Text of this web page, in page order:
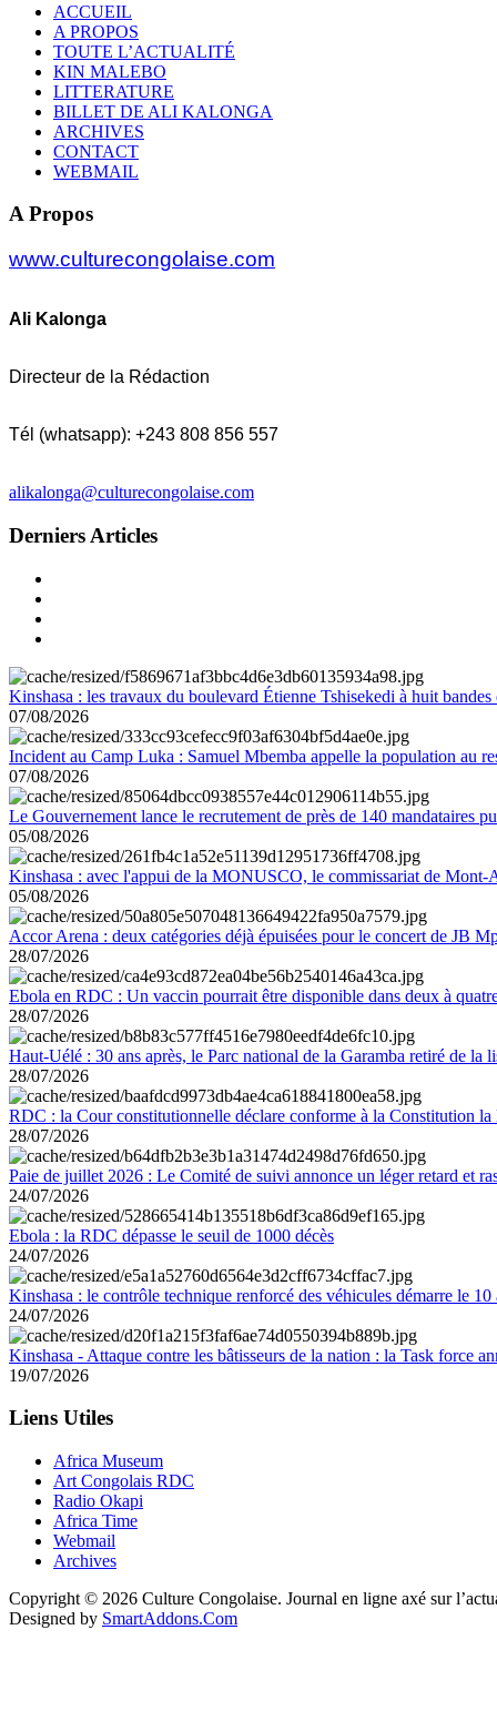
ACCUEIL
A PROPOS
TOUTE L’ACTUALITÉ
KIN MALEBO
LITTERATURE
BILLET DE ALI KALONGA
ARCHIVES
CONTACT
WEBMAIL
A Propos
www.culturecongolaise.com
Ali Kalonga
Directeur de la Rédaction
Tél (whatsapp): +243 808 856 557
alikalonga@culturecongolaise.com
Derniers Articles
Kinshasa : les travaux du boulevard Étienne Tshisekedi à huit
07/08/2026
Incident au Camp Luka : Samuel Mbemba appelle la population au
07/08/2026
Le Gouvernement lance le recrutement de près de 140 mandataires
05/08/2026
Kinshasa : avec l'appui de la MONUSCO, le commissariat de Mont-
05/08/2026
Accor Arena : deux catégories déjà épuisées pour le concert de JB
28/07/2026
Ebola en RDC : Un vaccin pourrait être disponible dans deux à
28/07/2026
Haut-Uélé : 30 ans après, le Parc national de la Garamba retiré de la
28/07/2026
RDC : la Cour constitutionnelle déclare conforme à la Constitution la
28/07/2026
Paie de juillet 2026 : Le Comité de suivi annonce un léger retard et
24/07/2026
Ebola : la RDC dépasse le seuil de 1000 décès
24/07/2026
Kinshasa : le contrôle technique renforcé des véhicules démarre le 10
24/07/2026
Kinshasa - Attaque contre les bâtisseurs de la nation : la Task force
19/07/2026
Liens Utiles
Africa Museum
Art Congolais RDC
Radio Okapi
Africa Time
Webmail
Archives
Copyright © 2026 Culture Congolaise. Journal en ligne axé sur
Designed by SmartAddons.Com